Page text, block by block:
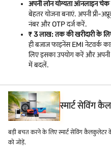
अपनी लोन योग्यता ऑनलाइन
बेहतर योजना बनाएं. अपनी प्री-
नंबर और OTP दर्ज करें.
₹ 3 लाख: तक की खरीदारी के
ही बजाज फाइनेंस EMI नेटवर्क
लिए इसका उपयोग करें और
में बदलें.
स्मार्ट सेविंग
बड़ी बचत करने के लिए स्मार्ट सेविंग कैलकुलेटर
को जोड़ें.